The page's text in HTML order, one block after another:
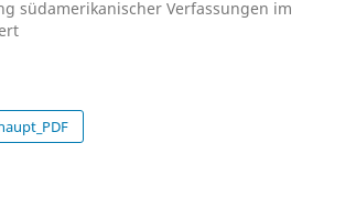
südamerikanischer Verfassungen im